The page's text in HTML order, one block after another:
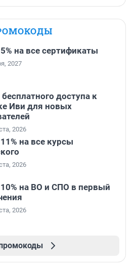
на все сертификаты
2027
доступа к
Иви для новых
2026
на все курсы
2026
на ВО и СПО в первый
2026